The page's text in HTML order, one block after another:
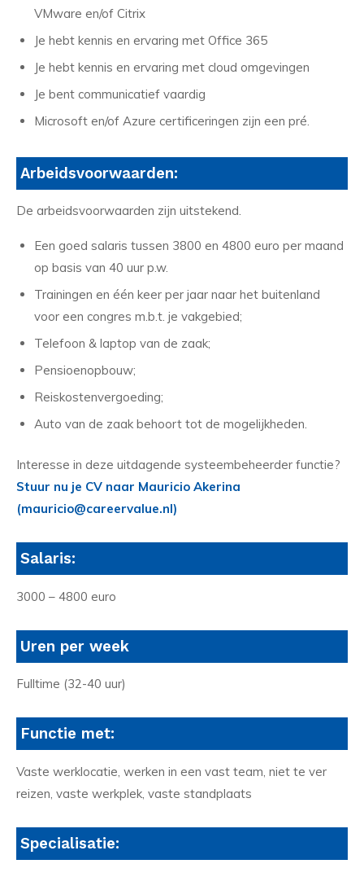
VMware en/of Citrix
Je hebt kennis en ervaring met Office 365
Je hebt kennis en ervaring met cloud omgevingen
Je bent communicatief vaardig
Microsoft en/of Azure certificeringen zijn een pré.
Arbeidsvoorwaarden:
De arbeidsvoorwaarden zijn uitstekend.
Een goed salaris tussen 3800 en 4800 euro per maand
op basis van 40 uur p.w.
Trainingen en één keer per jaar naar het buitenland
voor een congres m.b.t. je vakgebied;
Telefoon & laptop van de zaak;
Pensioenopbouw;
Reiskostenvergoeding;
Auto van de zaak behoort tot de mogelijkheden.
Interesse in deze uitdagende systeembeheerder functie?
Stuur nu je CV naar Mauricio Akerina
(mauricio@careervalue.nl)
Salaris:
3000 – 4800 euro
Uren per week
Fulltime (32-40 uur)
Functie met:
Vaste werklocatie, werken in een vast team, niet te ver
reizen, vaste werkplek, vaste standplaats
Specialisatie: